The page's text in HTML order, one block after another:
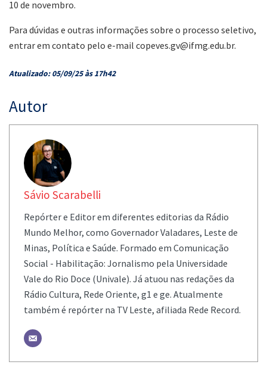
10 de novembro.
Para dúvidas e outras informações sobre o processo seletivo,
entrar em contato pelo e-mail copeves.gv@ifmg.edu.br.
Atualizado: 05/09/25 às 17h42
Autor
Sávio Scarabelli
Repórter e Editor em diferentes editorias da Rádio
Mundo Melhor, como Governador Valadares, Leste de
Minas, Política e Saúde. Formado em Comunicação
Social - Habilitação: Jornalismo pela Universidade
Vale do Rio Doce (Univale). Já atuou nas redações da
Rádio Cultura, Rede Oriente, g1 e ge. Atualmente
também é repórter na TV Leste, afiliada Rede Record.